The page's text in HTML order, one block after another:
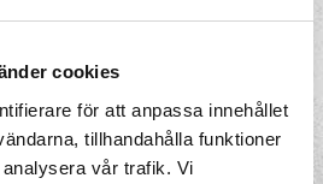
cookies
för att anpassa innehållet
tillhandahålla funktioner
vår trafik. Vi